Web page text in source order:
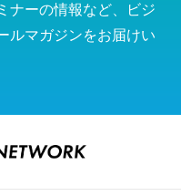
ナーの情報など、ビジ
ルマガジンをお届けい